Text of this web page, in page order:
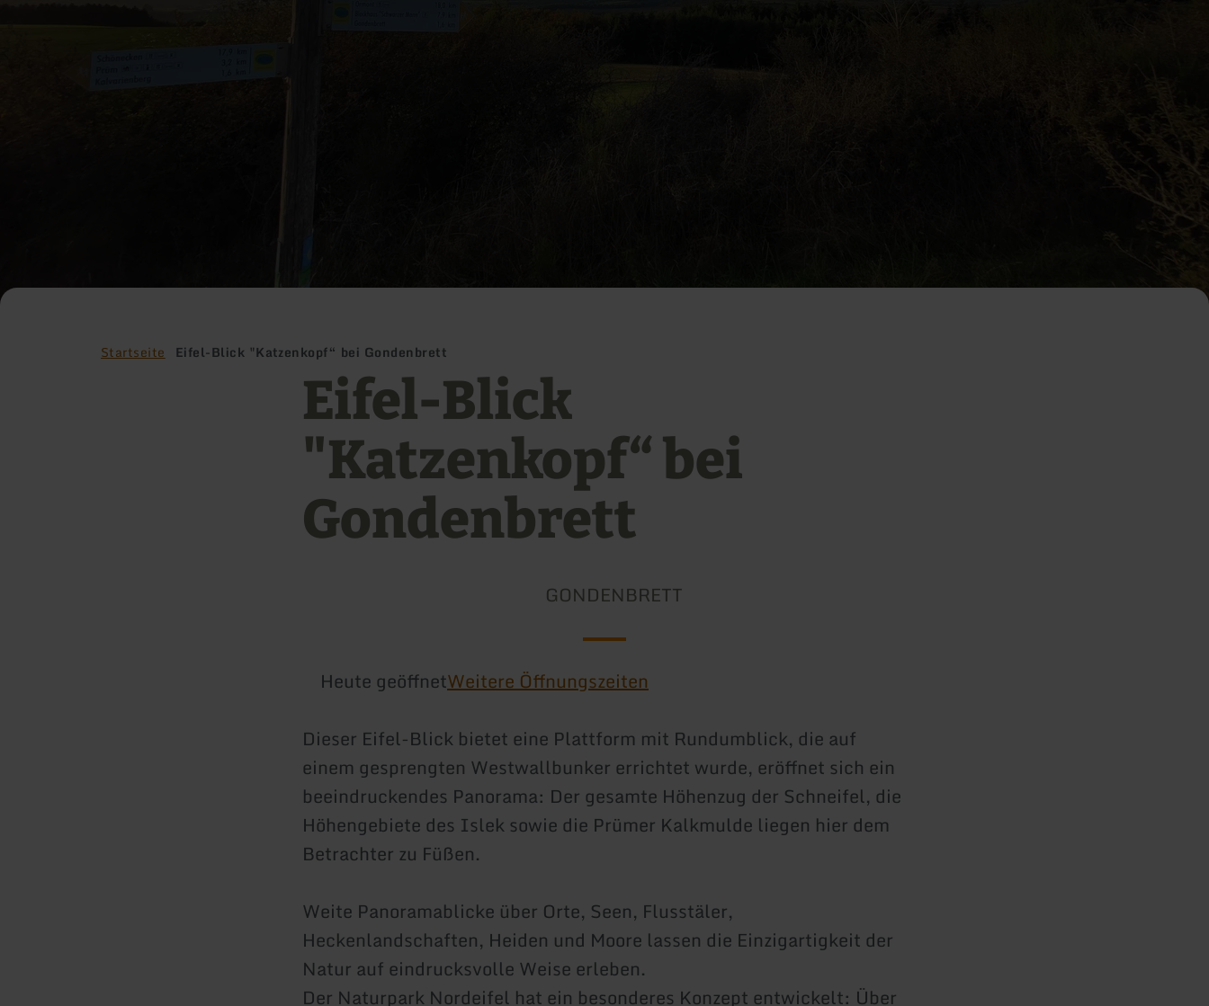
Startseite Eifel-Blick "Katzenkopf“ bei Gondenbrett
Eifel-Blick
"Katzenkopf“ bei
Gondenbrett
GONDENBRETT
Heute geöffnetWeitere Öffnungszeiten
Dieser Eifel-Blick bietet eine Plattform mit Rundumblick, die auf
einem gesprengten Westwallbunker errichtet wurde, eröffnet sich ein
beeindruckendes Panorama: Der gesamte Höhenzug der Schneifel, die
Höhengebiete des Islek sowie die Prümer Kalkmulde liegen hier dem
Betrachter zu Füßen.
Weite Panoramablicke über Orte, Seen, Flusstäler,
Heckenlandschaften, Heiden und Moore lassen die Einzigartigkeit der
Natur auf eindrucksvolle Weise erleben.
Der Naturpark Nordeifel hat ein besonderes Konzept entwickelt: Über